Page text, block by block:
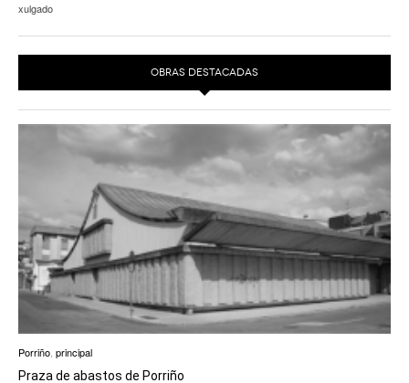
xulgado
OBRAS DESTACADAS
Porriño, principal
Praza de abastos de Porriño